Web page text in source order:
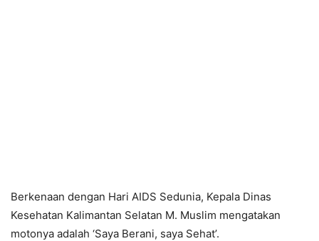
Berkenaan dengan Hari AIDS Sedunia, Kepala Dinas
Kesehatan Kalimantan Selatan M. Muslim mengatakan
motonya adalah ‘Saya Berani, saya Sehat’.